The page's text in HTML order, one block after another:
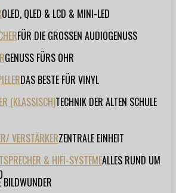
OLED, QLED & LCD & MINI-LED
FÜR DIE GROSSEN AUDIOGENUSS
GENUSS FÜRS OHR
DAS BESTE FÜR VINYL
(KLASSISCH)TECHNIK DER ALTEN SCHULE
VERSTÄRKERZENTRALE EINHEIT
& HIFI-SYSTEMEALLES RUND UM
BILDWUNDER